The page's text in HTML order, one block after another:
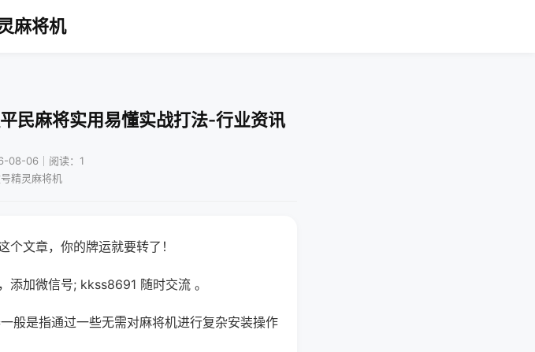
麻将机
民麻将实用易懂实战打法-行业资讯
08-06｜阅读：1
精灵麻将机
文章，你的牌运就要转了！
添加微信号; kkss8691 随时交流 。
般是指通过一些无需对麻将机进行复杂安装操作